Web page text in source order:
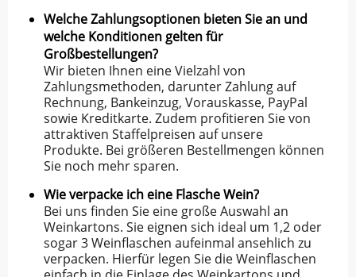
Welche Zahlungsoptionen bieten Sie an und
welche Konditionen gelten für
Großbestellungen?
Wir bieten Ihnen eine Vielzahl von
Zahlungsmethoden, darunter Zahlung auf
Rechnung, Bankeinzug, Vorauskasse, PayPal
sowie Kreditkarte. Zudem profitieren Sie von
attraktiven Staffelpreisen auf unsere
Produkte. Bei größeren Bestellmengen können
Sie noch mehr sparen.
Wie verpacke ich eine Flasche Wein?
Bei uns finden Sie eine große Auswahl an
Weinkartons. Sie eignen sich ideal um 1,2 oder
sogar 3 Weinflaschen aufeinmal ansehlich zu
verpacken. Hierfür legen Sie die Weinflaschen